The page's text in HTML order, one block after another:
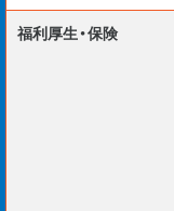
福利厚生・保険